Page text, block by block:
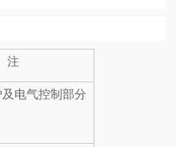
注
电气控制部分